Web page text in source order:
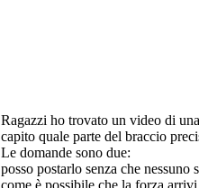
Ragazzi ho trovato un video di
capito quale parte del braccio
Le domande sono due:
posso postarlo senza che nessuno
come è possibile che la forza